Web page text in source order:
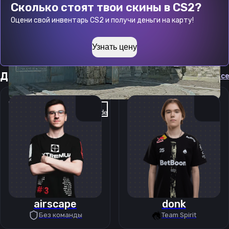
Previous slide Next slide
Сколько стоят твои скины в CS2?
Оцени свой инвентарь CS2 и получи деньги на карту!
Узнать цену
Другие прицелы Cмотреть все
airscape
Без команды
donk
Team Spirit